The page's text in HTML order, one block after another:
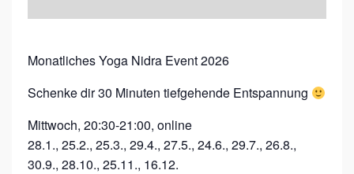
E
T
Monatliches Yoga Nidra Event 2026
Schenke dir 30 Minuten tiefgehende Entspannung
Mittwoch, 20:30-21:00, online
28.1., 25.2., 25.3., 29.4., 27.5., 24.6., 29.7., 26.8.,
30.9., 28.10., 25.11., 16.12.